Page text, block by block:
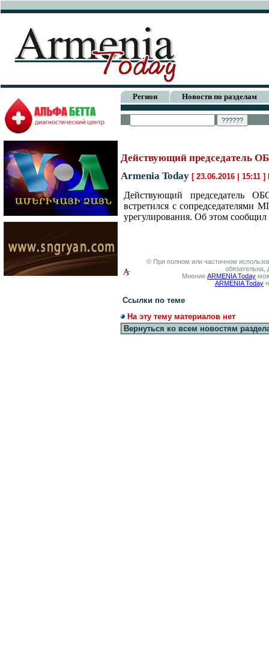
Регион Новости по разделам
Действующий председатель
Armenia Today [ 23.06.2016 | 15:11 ]
Действующий председатель
встретился с сопредседателями
урегулирования. Об этом
© При полном или частичном
обязательна,
Мнение ARMENIA Today
ARMENIA Today
Ссылки по теме
На эту тему материалов нет
Вернуться ко всем новостям